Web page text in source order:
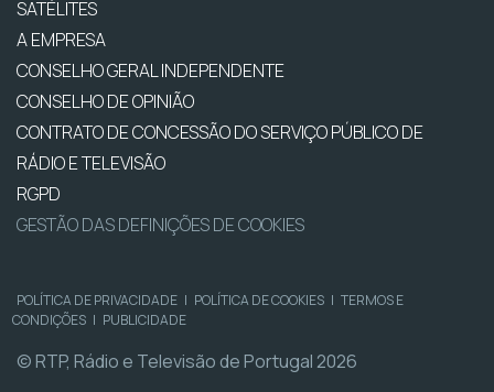
SATÉLITES
A EMPRESA
CONSELHO GERAL INDEPENDENTE
CONSELHO DE OPINIÃO
CONTRATO DE CONCESSÃO DO SERVIÇO PÚBLICO DE
RÁDIO E TELEVISÃO
RGPD
GESTÃO DAS DEFINIÇÕES DE COOKIES
POLÍTICA DE PRIVACIDADE | POLÍTICA DE COOKIES | TERMOS E
CONDIÇÕES | PUBLICIDADE
© RTP, Rádio e Televisão de Portugal 2026